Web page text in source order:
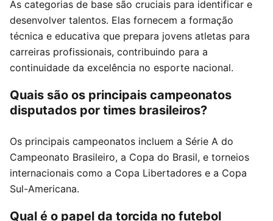
As categorias de base são cruciais para identificar e
desenvolver talentos. Elas fornecem a formação
técnica e educativa que prepara jovens atletas para
carreiras profissionais, contribuindo para a
continuidade da excelência no esporte nacional.
Quais são os principais campeonatos
disputados por times brasileiros?
Os principais campeonatos incluem a Série A do
Campeonato Brasileiro, a Copa do Brasil, e torneios
internacionais como a Copa Libertadores e a Copa
Sul-Americana.
Qual é o papel da torcida no futebol